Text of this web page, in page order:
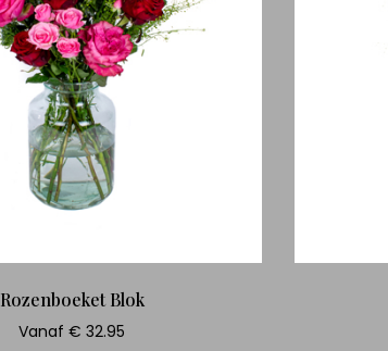
Rozenboeket Blok
Vanaf € 32.95